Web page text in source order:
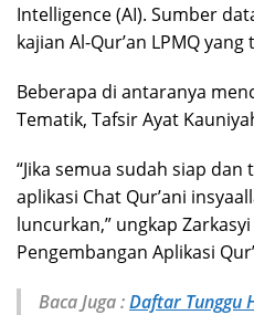
Intelligence (AI). Sumber
kajian Al-Qur’an LPMQ
Beberapa di antaranya
Tematik, Tafsir Ayat
“Jika semua sudah siap
aplikasi Chat Qur’ani
luncurkan,” ungkap
Pengembangan Aplikasi
Baca Juga :Daftar Tunggu